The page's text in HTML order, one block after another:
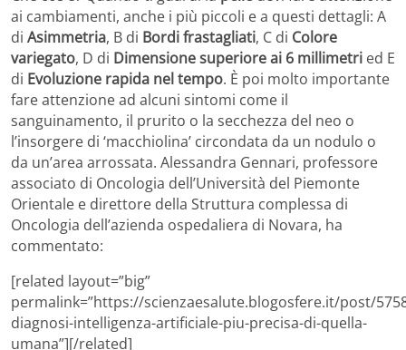
ai cambiamenti, anche i più piccoli e a questi dettagli: A
di Asimmetria, B di Bordi frastagliati, C di Colore
variegato, D di Dimensione superiore ai 6 millimetri ed E
di Evoluzione rapida nel tempo. È poi molto importante
fare attenzione ad alcuni sintomi come il
sanguinamento, il prurito o la secchezza del neo o
l’insorgere di ‘macchiolina’ circondata da un nodulo o
da un’area arrossata. Alessandra Gennari, professore
associato di Oncologia dell’Università del Piemonte
Orientale e direttore della Struttura complessa di
Oncologia dell’azienda ospedaliera di Novara, ha
commentato:
[related layout=”big”
permalink=”https://scienzaesalute.blogosfere.it/post/
diagnosi-intelligenza-artificiale-piu-precisa-di-quella-
umana”][/related]